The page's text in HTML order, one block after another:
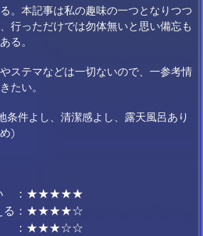
。本記事は私の趣味の一つとなりつつ
行っただけでは勿体無いと思い備忘も
る。
ステマなどは一切ないので、一参考情
たい。
よし、清潔感よし、露天風呂あり
)
い ：★★★★★
える：★★★★☆
た ：★★★☆☆